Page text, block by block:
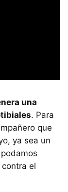
una
. Para
que
ya sea un
el